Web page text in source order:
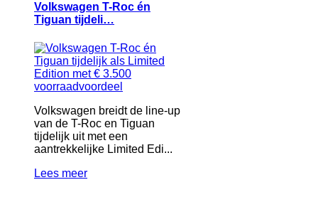
Volkswagen T-Roc én
Tiguan tijdeli…
Volkswagen breidt de line-up
van de T-Roc en Tiguan
tijdelijk uit met een
aantrekkelijke Limited Edi...
Lees meer